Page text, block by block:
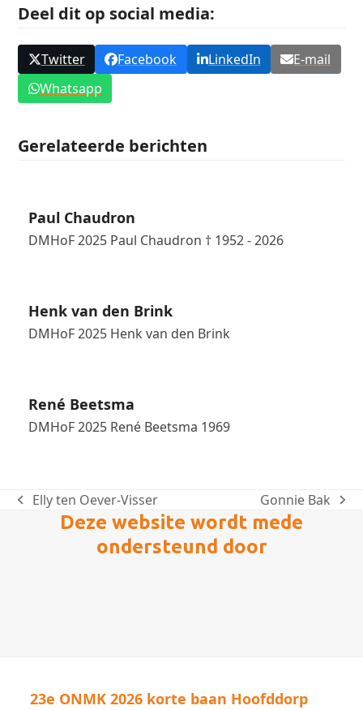
Deel dit op social media:
Twitter Facebook LinkedIn
E-mail
Whatsapp
Gerelateerde berichten
Paul Chaudron
DMHoF 2025 Paul Chaudron † 1952 - 2026
Henk van den Brink
DMHoF 2025 Henk van den Brink
René Beetsma
DMHoF 2025 René Beetsma 1969
previous
Elly ten Oever-Visser
next
post:
Gonnie Bak
Deze website wordt mede
ondersteund door
23e ONMK 2026 korte baan Hoofddorp